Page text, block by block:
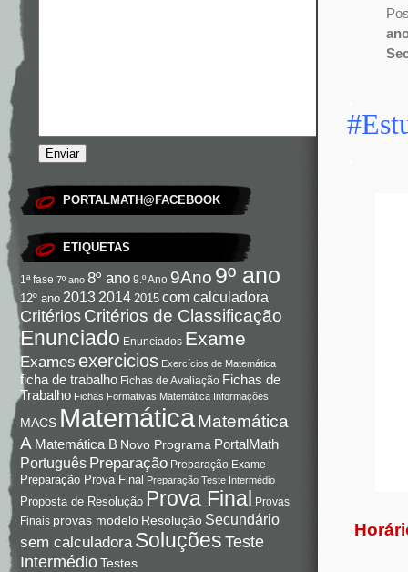
PORTALMATH@FACEBOOK
ETIQUETAS
1ª fase 7º ano 8º ano 9.º Ano 9Ano 9º ano
12º ano 2013 2014 2015 com calculadora
Critérios Critérios de Classificação
Enunciado Enunciados Exame
Exames exercicios Exercícios de Matemática
ficha de trabalho Fichas de Avaliação Fichas de
Trabalho Fichas Formativas Matemática Informações
MACS Matemática Matemática
A Matemática B Novo Programa PortalMath
Português Preparação Preparação Exame
Preparação Prova Final Preparação Teste Intermédio
Proposta de Resolução Prova Final Provas
Finais provas modelo Resolução Secundário
sem calculadora Soluções Teste
IntermédioTestes